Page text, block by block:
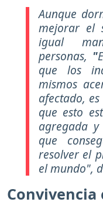
Aunque
mejorar el
igual
personas, "
que los
mismos
afectado,
que esto
agregada
que
resolver el
el mundo",
Convivencia